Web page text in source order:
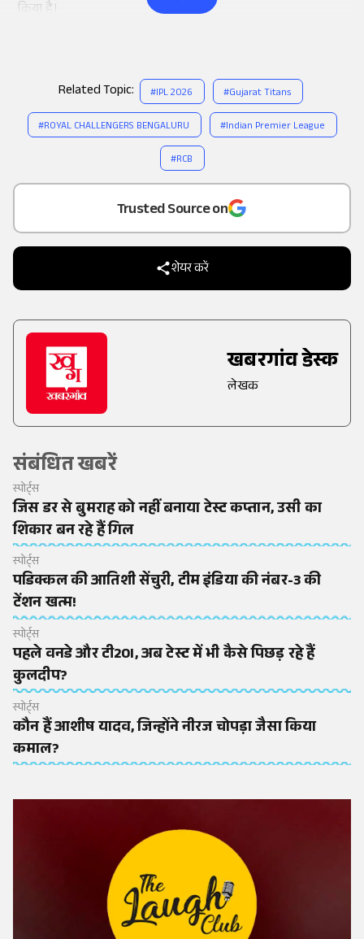
Add
as a
Trusted Source on
शेयर करें
खबरगांव डेस्क
लेखक
संबंधित खबरें
स्पोर्ट्स
जिस डर से बुमराह को नहीं बनाया टेस्ट कप्तान, उसी का
शिकार बन रहे हैं गिल
स्पोर्ट्स
पडिक्कल की आतिशी सेंचुरी, टीम इंडिया की नंबर-3 की
टेंशन खत्म!
स्पोर्ट्स
पहले वनडे और टी20I, अब टेस्ट में भी कैसे पिछड़ रहे हैं
कुलदीप?
स्पोर्ट्स
कौन हैं आशीष यादव, जिन्होंने नीरज चोपड़ा जैसा किया
कमाल?
किया है।
Related Topic: #IPL 2026 #Gujarat Titans
#ROYAL CHALLENGERS BENGALURU #Indian Premier League
#RCB